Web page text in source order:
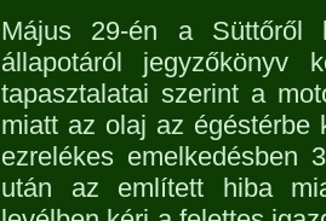
Május 29-én a Süttőről
állapotáról jegyzőkönyv
tapasztalatai szerint a
miatt az olaj az égéstérbe
ezrelékes emelkedésben
után az említett hiba